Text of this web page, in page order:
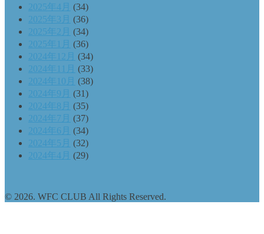
2025年4月 (34)
2025年3月 (36)
2025年2月 (34)
2025年1月 (36)
2024年12月 (34)
2024年11月 (33)
2024年10月 (38)
2024年9月 (31)
2024年8月 (35)
2024年7月 (37)
2024年6月 (34)
2024年5月 (32)
2024年4月 (29)
© 2026. WFC CLUB All Rights Reserved.